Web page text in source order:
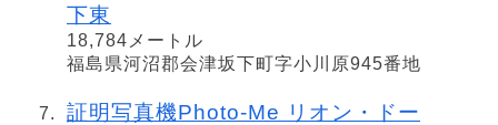
下東
18,784メートル
福島県河沼郡会津坂下町字小川原945番地
証明写真機Photo-Me リオン・ドー